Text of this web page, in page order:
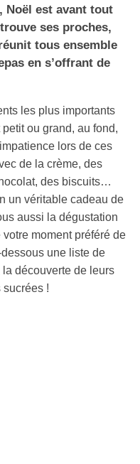
Noël est avant tout
ses proches,
tous ensemble
en s’offrant de
les plus importants
ou grand, au fond,
lors de ces
de la crème, des
des biscuits…
un véritable cadeau de
aussi la dégustation
moment préféré de
dessous une liste de
découverte de leurs
!